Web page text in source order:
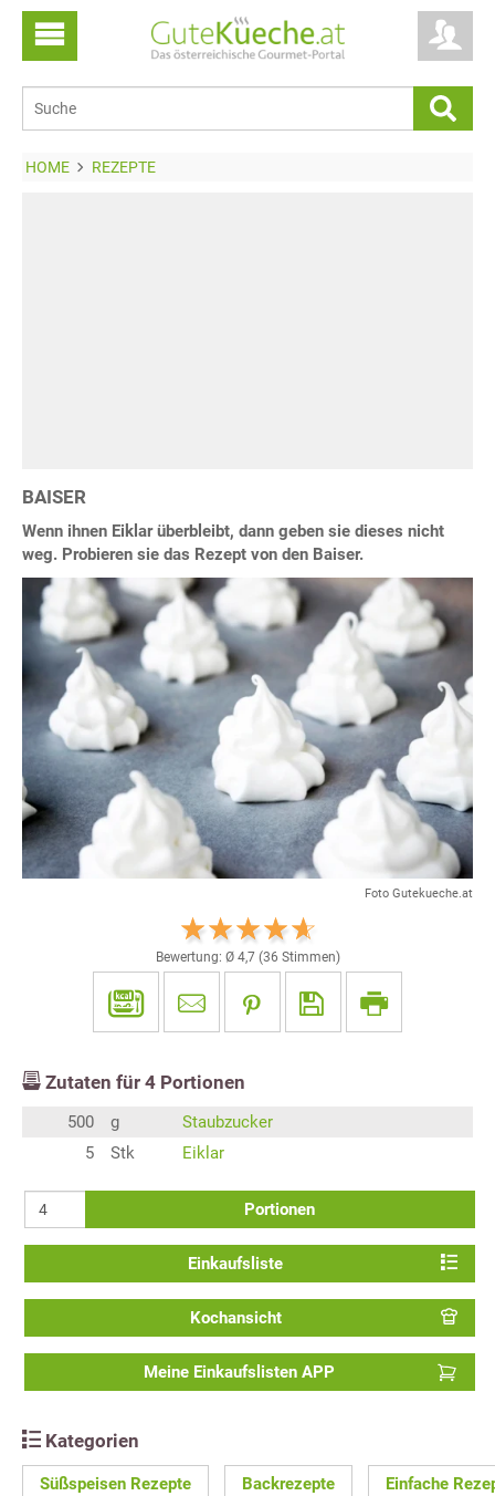
HOME REZEPTE
BAISER
Wenn ihnen Eiklar überbleibt, dann geben sie dieses nicht
weg. Probieren sie das Rezept von den Baiser.
Foto Gutekueche.at
Bewertung: Ø 4,7(36 Stimmen)
Zutaten für 4 Portionen
500 g
Staubzucker
5
Stk Eiklar
Portionen
Einkaufsliste
Kochansicht
Meine Einkaufslisten APP
Kategorien
Süßspeisen Rezepte Backrezepte Einfache